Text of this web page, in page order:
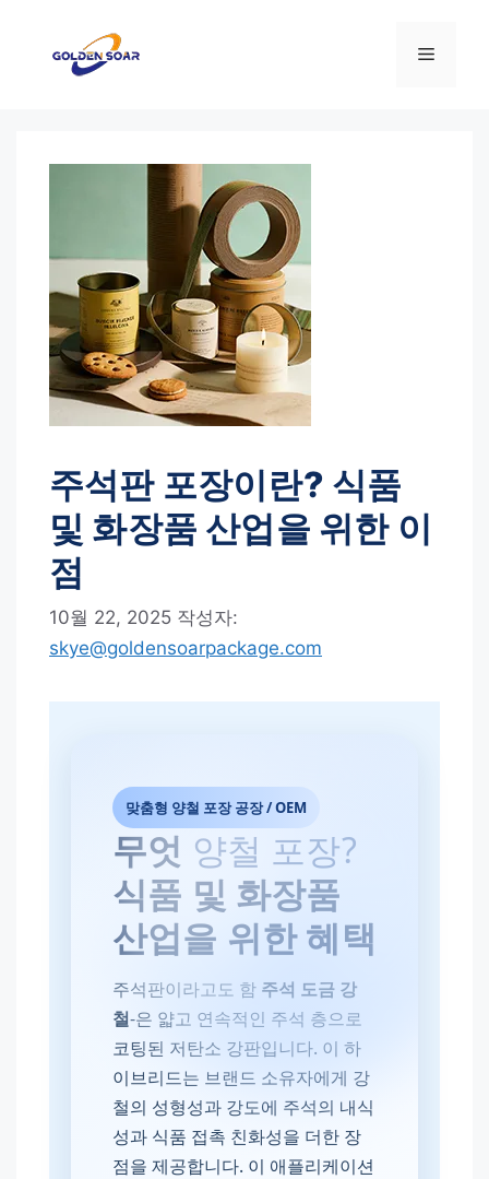
메
주석판 포장이란? 식품
및 화장품 산업을 위한 이
점
10월 22, 2025 작성자:
skye@goldensoarpackage.com
맞춤형 양철 포장 공장 / OEM
무엇 양철 포장?
식품 및 화장품
산업을 위한 혜택
주석판이라고도 함 주석 도금 강
철-은 얇고 연속적인 주석 층으로
코팅된 저탄소 강판입니다. 이 하
이브리드는 브랜드 소유자에게 강
철의 성형성과 강도에 주석의 내식
성과 식품 접촉 친화성을 더한 장
점을 제공합니다. 이 애플리케이션